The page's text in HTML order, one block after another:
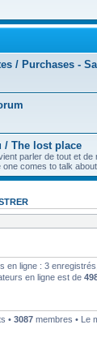
/ Purchases -
/ The lost place
parler de tout et de
comes to talk
en ligne : 3
en ligne est de
• 3087 membres • Le